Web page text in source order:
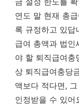
연도 말 현재 총
록 규정하고 있답
급여 총액과 법인
야 할 퇴직급여충
상 퇴직급여충당
액보다 적다면,
인정받을 수 있어